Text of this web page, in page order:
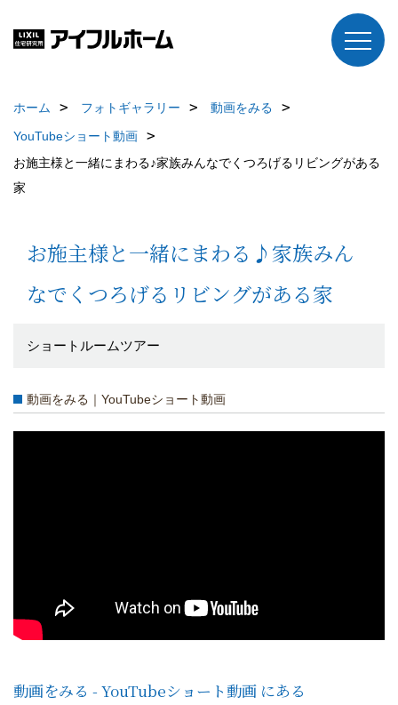
ホーム フォトギャラリー
動画をみる
YouTubeショート動画
お施主様と一緒にまわる♪家族みんなでくつろげるリビングがある
家
お施主様と一緒にまわる♪家族みん
なでくつろげるリビングがある家
ショートルームツアー
動画をみる｜YouTubeショート動画
動画をみる - YouTubeショート動画 にある